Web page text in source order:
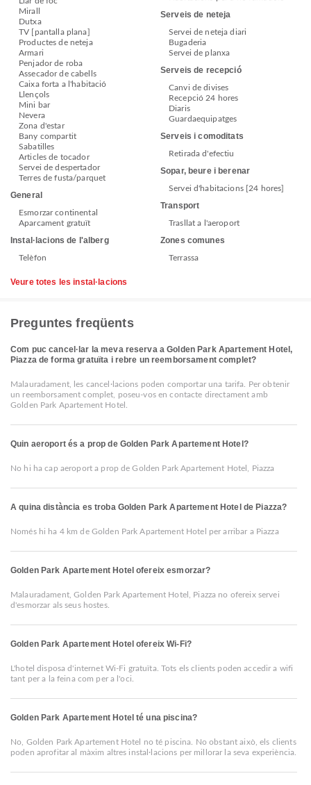
Mirall
Dutxa
TV [pantalla plana]
Productes de neteja
Armari
Penjador de roba
Assecador de cabells
Caixa forta a l'habitació
Llençols
Mini bar
Nevera
Zona d'estar
Bany compartit
Sabatilles
Articles de tocador
Servei de despertador
Terres de fusta/parquet
General
Esmorzar continental
Aparcament gratuït
Instal·lacions de l'alberg
Telèfon
Serveis de neteja
Servei de neteja diari
Bugaderia
Servei de planxa
Serveis de recepció
Canvi de divises
Recepció 24 hores
Diaris
Guardaequipatges
Serveis i comoditats
Retirada d'efectiu
Sopar, beure i berenar
Servei d'habitacions [24 hores]
Transport
Trasllat a l'aeroport
Zones comunes
Terrassa
Veure totes les instal·lacions
Preguntes freqüents
Com puc cancel·lar la meva reserva a Golden Park Apartement Hotel,
Piazza de forma gratuïta i rebre un reemborsament complet?
Malauradament, les cancel·lacions poden comportar una tarifa. Per obtenir
un reemborsament complet, poseu-vos en contacte directament amb
Golden Park Apartement Hotel.
Quin aeroport és a prop de Golden Park Apartement Hotel?
No hi ha cap aeroport a prop de Golden Park Apartement Hotel, Piazza
A quina distància es troba Golden Park Apartement Hotel de Piazza?
Només hi ha 4 km de Golden Park Apartement Hotel per arribar a Piazza
Golden Park Apartement Hotel ofereix esmorzar?
Malauradament, Golden Park Apartement Hotel, Piazza no ofereix servei
d'esmorzar als seus hostes.
Golden Park Apartement Hotel ofereix Wi-Fi?
L'hotel disposa d'internet Wi-Fi gratuïta. Tots els clients poden accedir a wifi
tant per a la feina com per a l'oci.
Golden Park Apartement Hotel té una piscina?
No, Golden Park Apartement Hotel no té piscina. No obstant això, els clients
poden aprofitar al màxim altres instal·lacions per millorar la seva experiència.